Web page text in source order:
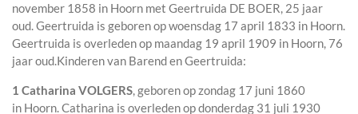
november 1858 in Hoorn met Geertruida DE BOER, 25 jaar
oud. Geertruida is geboren op woensdag 17 april 1833 in Hoorn.
Geertruida is overleden op maandag 19 april 1909 in Hoorn, 76
jaar oud.Kinderen van Barend en Geertruida:
1 Catharina VOLGERS, geboren op zondag 17 juni 1860
in Hoorn. Catharina is overleden op donderdag 31 juli 1930